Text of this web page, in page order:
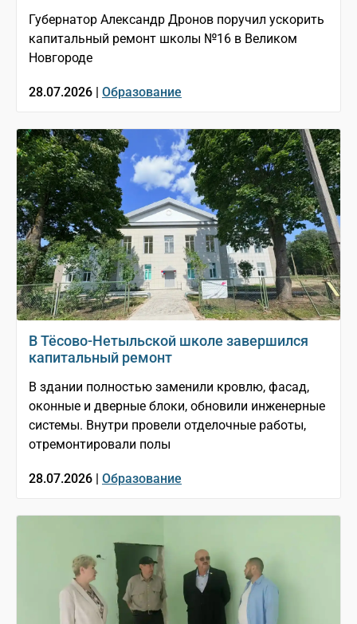
Губернатор Александр Дронов поручил ускорить
капитальный ремонт школы №16 в Великом
Новгороде
28.07.2026 | Образование
В Тёсово-Нетыльской школе завершился
капитальный ремонт
В здании полностью заменили кровлю, фасад,
оконные и дверные блоки, обновили инженерные
системы. Внутри провели отделочные работы,
отремонтировали полы
28.07.2026 | Образование